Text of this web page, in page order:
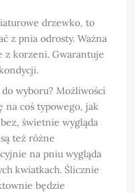
drzewko, to
z pnia odrosty. Ważna
z korzeni. Gwarantuje
wyboru? Możliwości
na coś typowego, jak
świetnie wygląda
też różne
na pniu wygląda
kwiatkach. Ślicznie
będzie